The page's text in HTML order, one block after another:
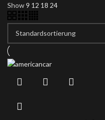
Show9 12 18 24